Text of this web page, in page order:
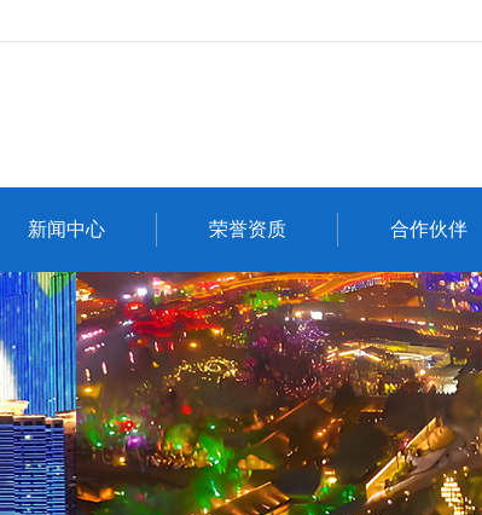
新闻中心 荣誉资质 合作伙伴